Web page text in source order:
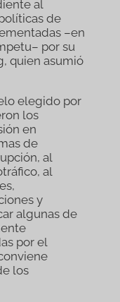
al
de
–en
por su
quien asumió
elegido por
los
en
de
al
al
y
algunas de
por el
los